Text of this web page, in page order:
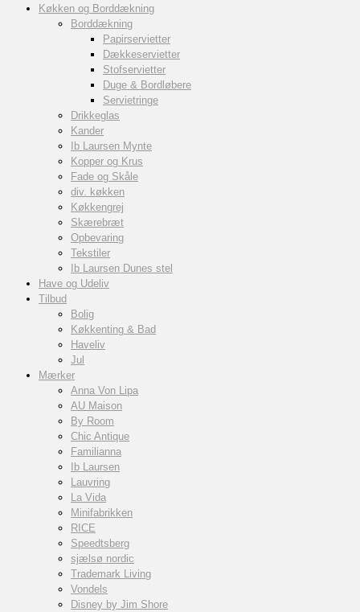
Køkken og Borddækning
Borddækning
Papirservietter
Dækkeservietter
Stofservietter
Duge & Bordløbere
Servietringe
Drikkeglas
Kander
Ib Laursen Mynte
Kopper og Krus
Fade og Skåle
div. køkken
Køkkengrej
Skærebræt
Opbevaring
Tekstiler
Ib Laursen Dunes stel
Have og Udeliv
Tilbud
Bolig
Køkkenting & Bad
Haveliv
Jul
Mærker
Anna Von Lipa
AU Maison
By Room
Chic Antique
Familianna
Ib Laursen
Lauvring
La Vida
Minifabrikken
RICE
Speedtsberg
sjælsø nordic
Trademark Living
Vondels
Disney by Jim Shore